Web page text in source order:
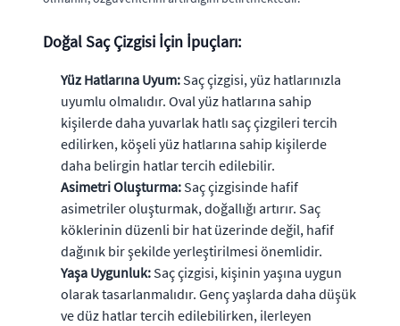
Doğal Saç Çizgisi İçin İpuçları:
Yüz Hatlarına Uyum: Saç çizgisi, yüz hatlarınızla
uyumlu olmalıdır. Oval yüz hatlarına sahip
kişilerde daha yuvarlak hatlı saç çizgileri tercih
edilirken, köşeli yüz hatlarına sahip kişilerde
daha belirgin hatlar tercih edilebilir.
Asimetri Oluşturma: Saç çizgisinde hafif
asimetriler oluşturmak, doğallığı artırır. Saç
köklerinin düzenli bir hat üzerinde değil, hafif
dağınık bir şekilde yerleştirilmesi önemlidir.
Yaşa Uygunluk: Saç çizgisi, kişinin yaşına uygun
olarak tasarlanmalıdır. Genç yaşlarda daha düşük
ve düz hatlar tercih edilebilirken, ilerleyen